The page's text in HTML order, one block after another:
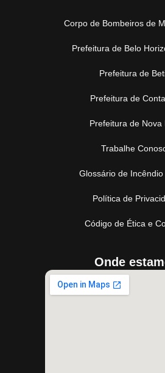
Corpo de Bombeiros de
Prefeitura de Belo
Prefeitura de
Prefeitura de
Prefeitura de Nova
Trabalhe
Glossário de Incêndio
Política de
Código de Ética e
Onde